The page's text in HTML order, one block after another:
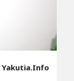
Yakutia.Info